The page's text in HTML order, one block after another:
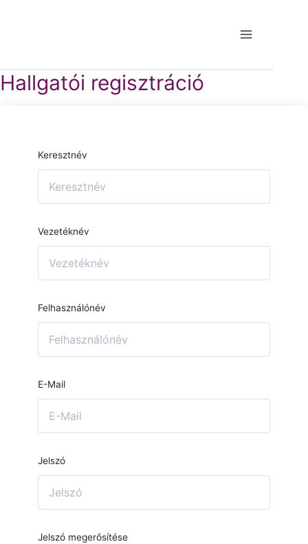
Hallgatói regisztráció
Keresztnév
Vezetéknév
Felhasználónév
E-Mail
Jelszó
Jelszó megerősítése